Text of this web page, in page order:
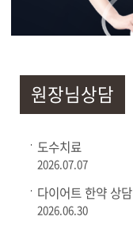
원장님상담
도수치료
2026.07.07
다이어트 한약 상담
2026.06.30